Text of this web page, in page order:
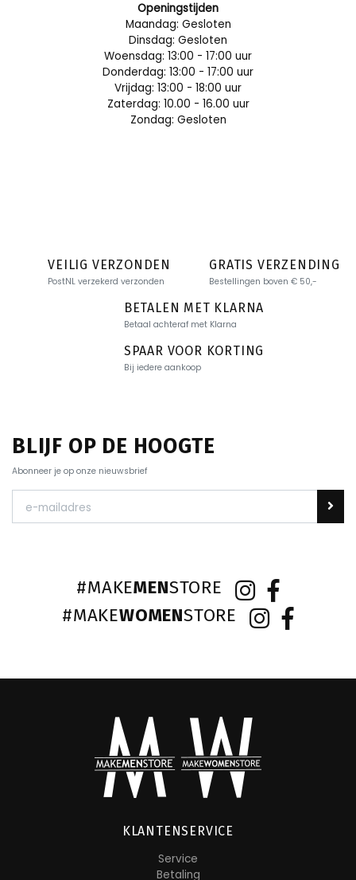
Openingstijden
Maandag: Gesloten
Dinsdag: Gesloten
Woensdag: 13:00 - 17:00 uur
Donderdag: 13:00 - 17:00 uur
Vrijdag: 13:00 - 18:00 uur
Zaterdag: 10.00 - 16.00 uur
Zondag: Gesloten
VEILIG VERZONDEN
PostNL verzekerd verzonden
GRATIS VERZENDING
Bestellingen boven € 50,-
BETALEN MET KLARNA
Betaal achteraf met Klarna
SPAAR VOOR KORTING
Bij iedere aankoop
BLIJF OP DE HOOGTE
Abonneer je op onze nieuwsbrief
#MAKEMENSTORE
#MAKEWOMENSTORE
KLANTENSERVICE
Service
Betaling